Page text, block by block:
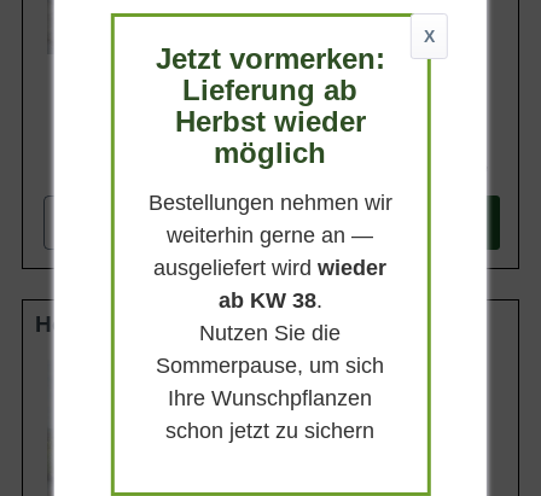
Hochstamm-Spalier 10-12 StU m. Db.
Stammhöhe
Gesamthöhe
300 cm
X
Jetzt vormerken:
Lieferung ab
Herbst wieder
möglich
Bestellungen nehmen wir
weiterhin gerne an —
ausgeliefert wirdwieder
ab KW 38.
Nutzen Sie die
Sommerpause, um sich
Ihre Wunschpflanzen
schon jetzt zu sichern